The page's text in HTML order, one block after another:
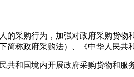
购行为，加强对政府采购货物和
简称政府采购法）、《中华人民
国境内开展政府采购货物和服务